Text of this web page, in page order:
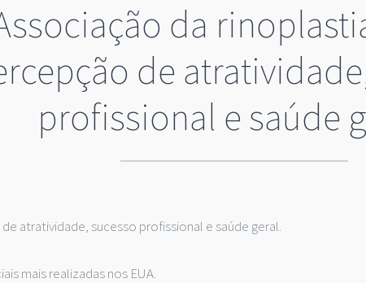
da
de
profissional e saúde
atratividade, sucesso profissional e saúde geral.
mais realizadas nos EUA.